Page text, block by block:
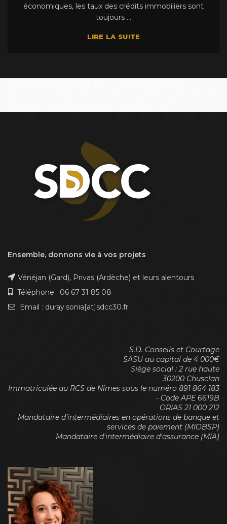
économiques, les taux des crédits immobiliers sont
toujours ...
LIRE LA SUITE
Ensemble, donnons vie à vos projets
Vénéjan (Gard), Privas (Ardèche) et leurs alentours
Téléphone : 06 67 31 85 08
Email : duray.sonia[at]sdcc30.fr
S.D. Conseils et Courtage
SASU au capital de 4 000€
Siège social : 2 rue haute
30200 Chusclan
Immatriculée au RCS de Nîmes sous le numéro 891 864 183
- Code APE 6619B
ORIAS 21 000 212
Mandataire d’intermédiaires en opérations de banque et
services de paiement (MIOBSP)
Mandataire d'intermédiaire d'assurance (MIA)